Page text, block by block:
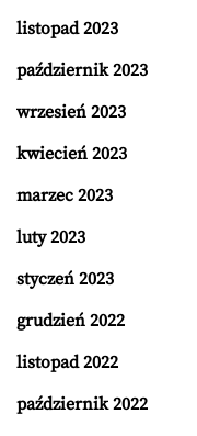
listopad 2023
październik 2023
wrzesień 2023
kwiecień 2023
marzec 2023
luty 2023
styczeń 2023
grudzień 2022
listopad 2022
październik 2022